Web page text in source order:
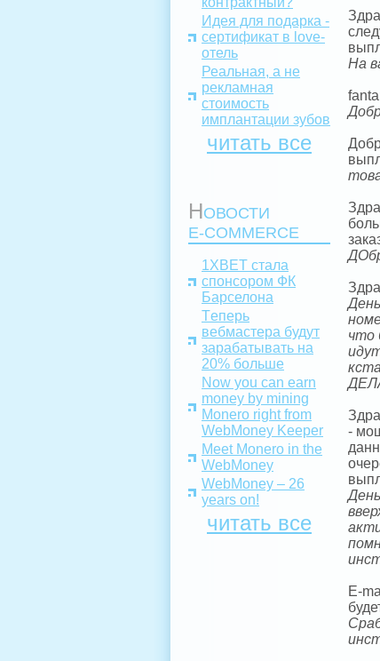
Идея для подарка -
сертификат в love-
отель
Реальная, а не
рекламная
стоимость
имплантации зубов
читать все
НОВОСТИ
E-COMMERCE
1XBET стала
спонсором ФК
Барселона
Tеперь
вебмастера будут
зарабатывать на
20% больше
Now you can earn
money by mining
Monero right from
WebMoney Keeper
Meet Monero in the
WebMoney
WebMoney – 26
years on!
читать все
На
что
-
E-